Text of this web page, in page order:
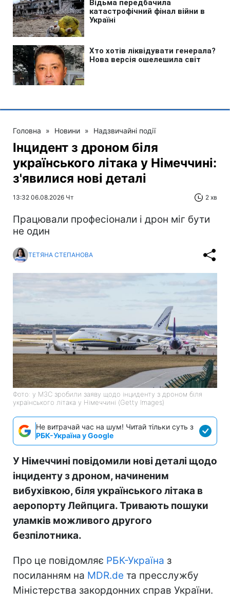
Головна » Новини » Надзвичайні події
Інцидент з дроном біля
українського літака у Німеччині:
з'явилися нові деталі
13:32 06.08.2026 Чт 2 хв
Працювали професіонали і дрон міг бути
не один
ТЕТЯНА СТЕПАНОВА
Фото: у МЗС зробили заяву щодо інциденту з дроном біля
українського літака у Німеччині (Getty Images)
Не витрачай час на шум! Читай тільки суть з
РБК-Україна у Google
У Німеччині повідомили нові деталі щодо
інциденту з дроном, начиненим
вибухівкою, біля українського літака в
аеропорту Лейпцига. Тривають пошуки
уламків можливого другого
безпілотника.
Про це повідомляє РБК-Україна з
посиланням на MDR.de та пресслужбу
Міністерства закордонних справ України.